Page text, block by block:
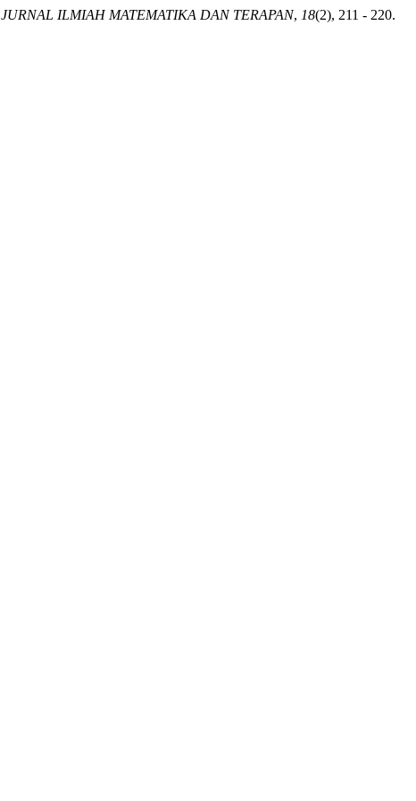
JURNAL ILMIAH MATEMATIKA DAN TERAPAN, 18(2), 211 - 220.